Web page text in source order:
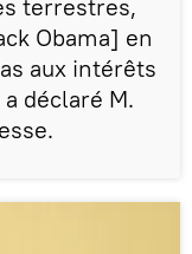
terrestres,
Obama] en
aux intérêts
déclaré M.